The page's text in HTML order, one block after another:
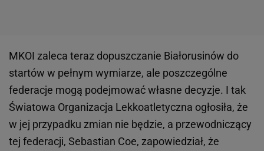
MKOI zaleca teraz dopuszczanie Białorusinów do
startów w pełnym wymiarze, ale poszczególne
federacje mogą podejmować własne decyzje. I tak
Światowa Organizacja Lekkoatletyczna ogłosiła, że
w jej przypadku zmian nie będzie, a przewodniczący
tej federacji, Sebastian Coe, zapowiedział, że